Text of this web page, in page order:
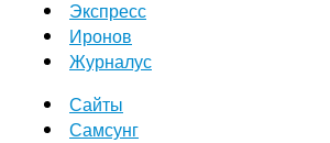
Экспресс
Иронов
Журналус
Сайты
Самсунг